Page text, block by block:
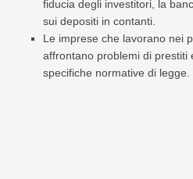
fiducia degli investitori, la
sui depositi in contanti.
Le imprese che lavorano nei
affrontano problemi di prestiti
specifiche normative di legge.